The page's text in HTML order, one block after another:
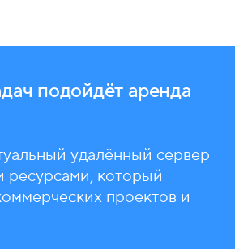
подойдёт аренда
удалённый сервер
ресурсами, который
проектов и